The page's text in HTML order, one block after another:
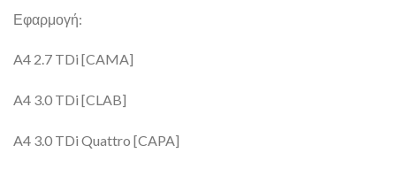
Εφαρμογή:
A4 2.7 TDi [CAMA]
A4 3.0 TDi [CLAB]
A4 3.0 TDi Quattro [CAPA]